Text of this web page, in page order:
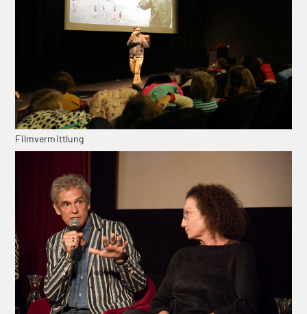
Filmvermittlung